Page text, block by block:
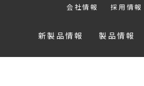
会社情報 採用情報
新製品情報 製品情報